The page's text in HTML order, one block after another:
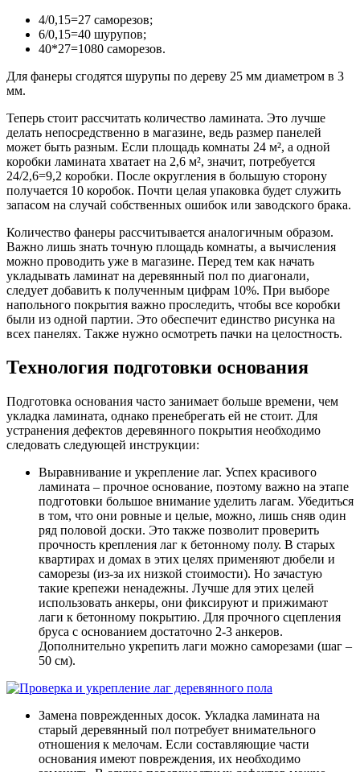
4/0,15=27 саморезов;
6/0,15=40 шурупов;
40*27=1080 саморезов.
Для фанеры сгодятся шурупы по дереву 25 мм диаметром в 3
мм.
Теперь стоит рассчитать количество ламината. Это лучше
делать непосредственно в магазине, ведь размер панелей
может быть разным. Если площадь комнаты 24 м², а одной
коробки ламината хватает на 2,6 м², значит, потребуется
24/2,6=9,2 коробки. После округления в большую сторону
получается 10 коробок. Почти целая упаковка будет служить
запасом на случай собственных ошибок или заводского брака.
Количество фанеры рассчитывается аналогичным образом.
Важно лишь знать точную площадь комнаты, а вычисления
можно проводить уже в магазине. Перед тем как начать
укладывать ламинат на деревянный пол по диагонали,
следует добавить к полученным цифрам 10%. При выборе
напольного покрытия важно проследить, чтобы все коробки
были из одной партии. Это обеспечит единство рисунка на
всех панелях. Также нужно осмотреть пачки на целостность.
Технология подготовки основания
Подготовка основания часто занимает больше времени, чем
укладка ламината, однако пренебрегать ей не стоит. Для
устранения дефектов деревянного покрытия необходимо
следовать следующей инструкции:
Выравнивание и укрепление лаг. Успех красивого
ламината – прочное основание, поэтому важно на этапе
подготовки большое внимание уделить лагам. Убедиться
в том, что они ровные и целые, можно, лишь сняв один
ряд половой доски. Это также позволит проверить
прочность крепления лаг к бетонному полу. В старых
квартирах и домах в этих целях применяют дюбели и
саморезы (из-за их низкой стоимости). Но зачастую
такие крепежи ненадежны. Лучше для этих целей
использовать анкеры, они фиксируют и прижимают
лаги к бетонному покрытию. Для прочного сцепления
бруса с основанием достаточно 2-3 анкеров.
Дополнительно укрепить лаги можно саморезами (шаг –
50 см).
Замена поврежденных досок. Укладка ламината на
старый деревянный пол потребует внимательного
отношения к мелочам. Если составляющие части
основания имеют повреждения, их необходимо